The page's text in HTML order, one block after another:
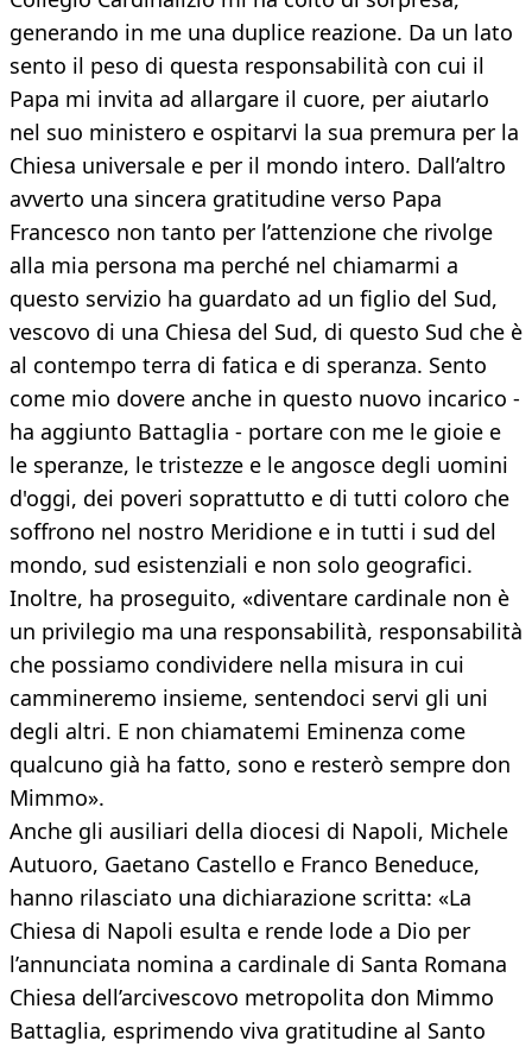
generando in me una duplice reazione. Da un lato
sento il peso di questa responsabilità con cui il
Papa mi invita ad allargare il cuore, per aiutarlo
nel suo ministero e ospitarvi la sua premura per la
Chiesa universale e per il mondo intero. Dall’altro
avverto una sincera gratitudine verso Papa
Francesco non tanto per l’attenzione che rivolge
alla mia persona ma perché nel chiamarmi a
questo servizio ha guardato ad un figlio del Sud,
vescovo di una Chiesa del Sud, di questo Sud che è
al contempo terra di fatica e di speranza. Sento
come mio dovere anche in questo nuovo incarico -
ha aggiunto Battaglia - portare con me le gioie e
le speranze, le tristezze e le angosce degli uomini
d'oggi, dei poveri soprattutto e di tutti coloro che
soffrono nel nostro Meridione e in tutti i sud del
mondo, sud esistenziali e non solo geografici.
Inoltre, ha proseguito, «diventare cardinale non è
un privilegio ma una responsabilità, responsabilità
che possiamo condividere nella misura in cui
cammineremo insieme, sentendoci servi gli uni
degli altri. E non chiamatemi Eminenza come
qualcuno già ha fatto, sono e resterò sempre don
Mimmo».
Anche gli ausiliari della diocesi di Napoli, Michele
Autuoro, Gaetano Castello e Franco Beneduce,
hanno rilasciato una dichiarazione scritta: «La
Chiesa di Napoli esulta e rende lode a Dio per
l’annunciata nomina a cardinale di Santa Romana
Chiesa dell’arcivescovo metropolita don Mimmo
Battaglia, esprimendo viva gratitudine al Santo